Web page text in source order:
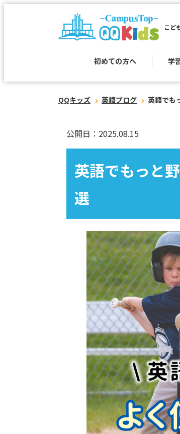
こど
初めての方へ 学
QQキッズ 英語ブログ 英語でも
公開日：2025.08.15
英語でもっと
選